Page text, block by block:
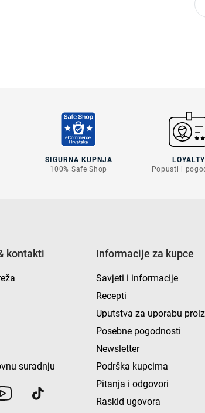
SIGURNA KUPNJA
100% Safe Shop
LOYALTY
Popusti i
kontakti
suradnju
Informacije za kupce
Savjeti i informacije
Recepti
Uputstva za uporabu
Posebne pogodnosti
Newsletter
Podrška kupcima
Pitanja i odgovori
Raskid ugovora